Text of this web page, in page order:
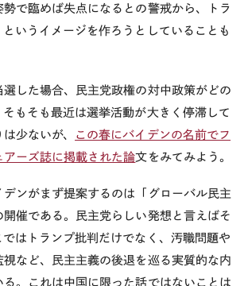
で臨めば失点になるとの警戒から、トラ
いうイメージを作ろうとしていることも
した場合、民主党政権の対中政策がどの
そもそも最近は選挙活動が大きく停滞して
少ないが、
この春にバイデンの名前でフ
アーズ誌に掲載された論文をみてみよう。
ンがまず提案するのは「グローバル民主
催である。民主党らしい発想と言えばそ
はトランプ批判だけでなく、汚職問題や
など、民主主義の後退を巡る実質的な内
。これは中国に限った話ではないことは